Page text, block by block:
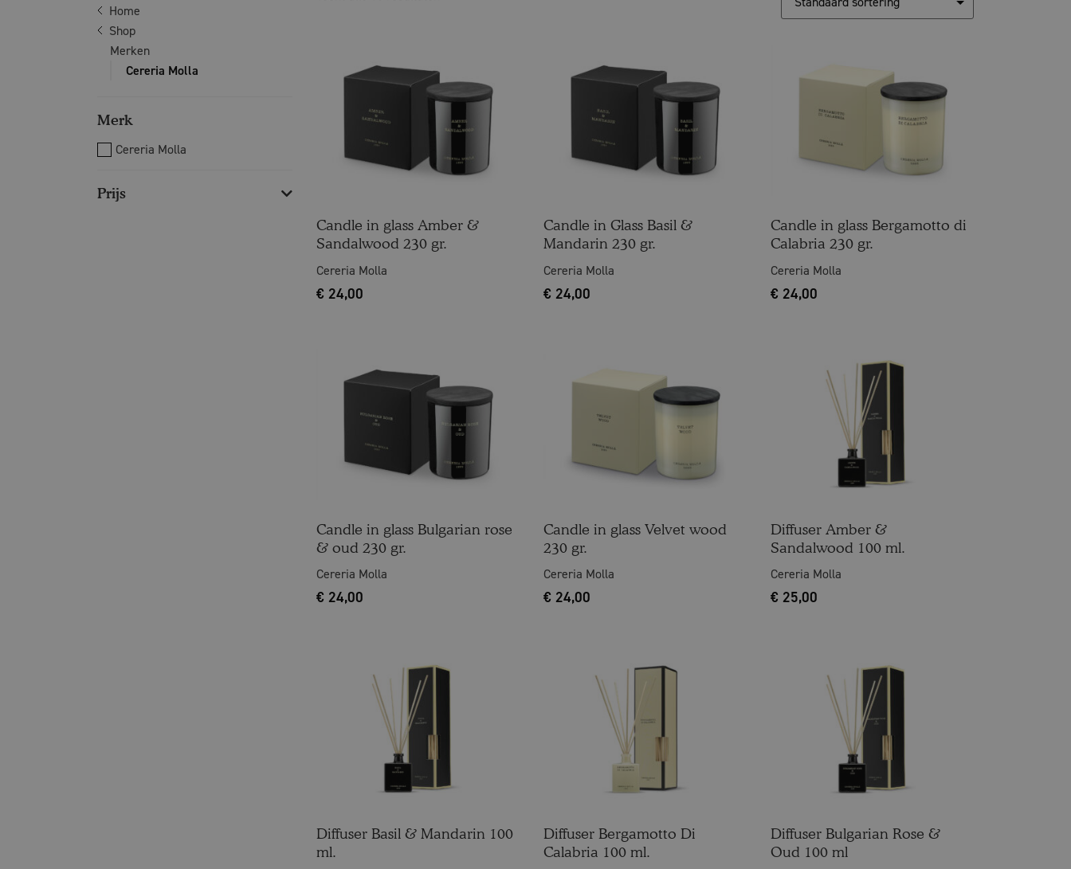
Home
Shop
Merken
Cereria Molla
Merk
Cereria Molla
Prijs
Candle in glass Amber &
Sandalwood 230 gr.
Cereria Molla
€ 24,00
Candle in Glass Basil &
Mandarin 230 gr.
Cereria Molla
€ 24,00
Candle in glass Bergamotto di
Calabria 230 gr.
Cereria Molla
€ 24,00
Candle in glass Bulgarian rose
& oud 230 gr.
Cereria Molla
€ 24,00
Candle in glass Velvet wood
230 gr.
Cereria Molla
€ 24,00
Diffuser Amber &
Sandalwood 100 ml.
Cereria Molla
€ 25,00
Diffuser Basil & Mandarin 100
ml.
Diffuser Bergamotto Di
Calabria 100 ml.
Diffuser Bulgarian Rose &
Oud 100 ml